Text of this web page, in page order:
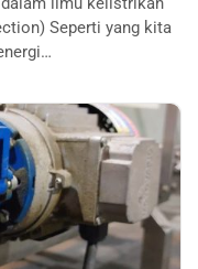
Seperti yang kita